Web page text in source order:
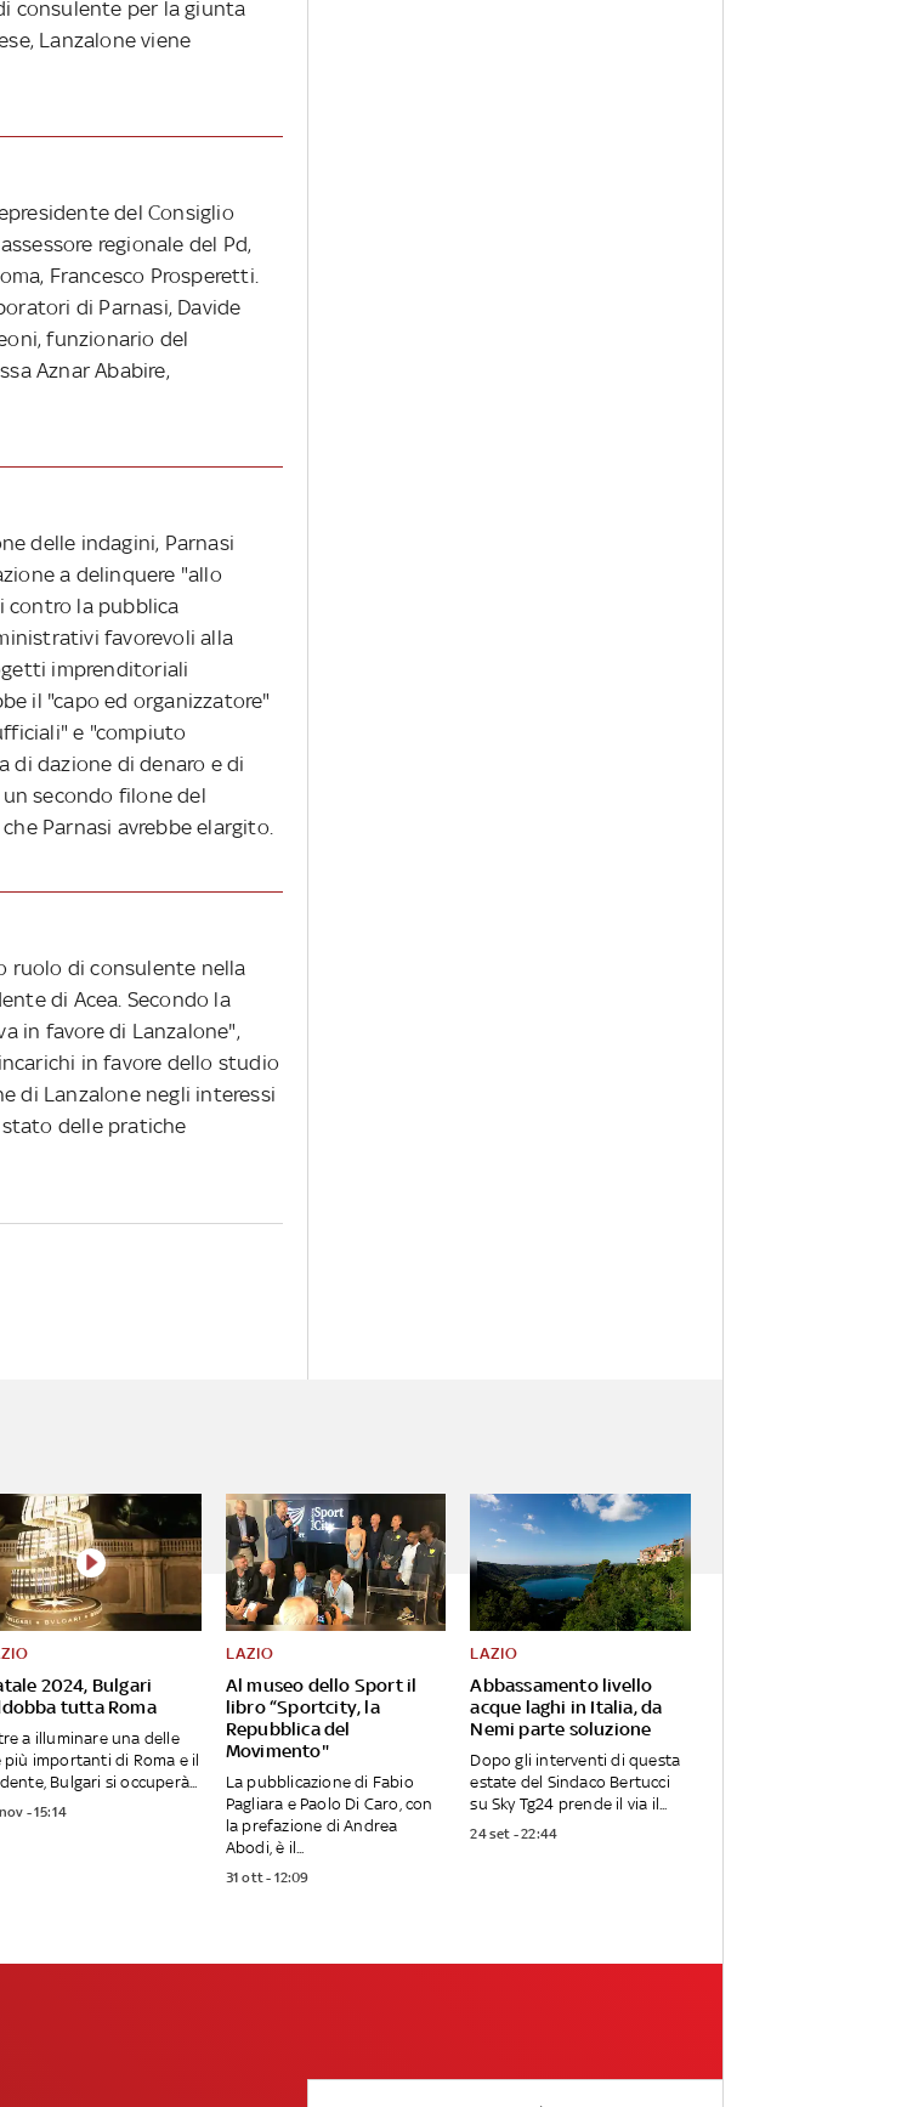
consulente per la giunta
Lanzalone viene
del Consiglio
regionale del Pd,
Francesco Prosperetti.
di Parnasi, Davide
funzionario del
Aznar Ababire,
delle indagini, Parnasi
a delinquere "allo
contro la pubblica
favorevoli alla
imprenditoriali
il "capo ed organizzatore"
e "compiuto
di dazione di denaro e di
secondo filone del
Parnasi avrebbe elargito.
ruolo di consulente nella
di Acea. Secondo la
in favore di Lanzalone",
in favore dello studio
di Lanzalone negli interessi
delle pratiche
2024, Bulgari
tutta Roma
a illuminare una delle
più importanti di Roma e il
Bulgari si occuperà...
- 15:14
Al museo dello Sport il
libro “Sportcity, la
Repubblica del
Movimento"
LAZIO
La pubblicazione di Fabio
Pagliara e Paolo Di Caro, con
la prefazione di Andrea
Abodi, è il...
31 ott - 12:09
Abbassamento livello
acque laghi in Italia, da
Nemi parte soluzione
LAZIO
Dopo gli interventi di questa
estate del Sindaco Bertucci
su Sky Tg24 prende il via il...
24 set - 22:44